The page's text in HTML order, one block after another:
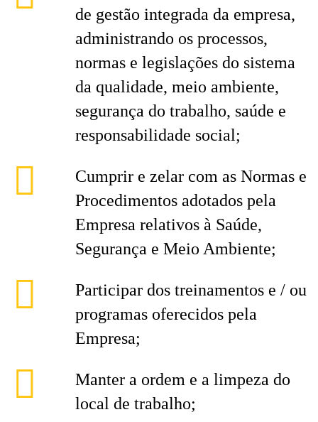
de gestão integrada da empresa,
administrando os processos,
normas e legislações do sistema
da qualidade, meio ambiente,
segurança do trabalho, saúde e
responsabilidade social;
Cumprir e zelar com as Normas e
Procedimentos adotados pela
Empresa relativos à Saúde,
Segurança e Meio Ambiente;
Participar dos treinamentos e / ou
programas oferecidos pela
Empresa;
Manter a ordem e a limpeza do
local de trabalho;